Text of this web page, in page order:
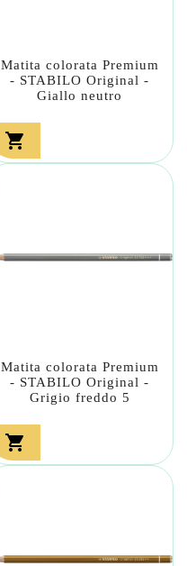
Matita colorata Premium
- STABILO Original -
Giallo neutro

Matita colorata Premium
- STABILO Original -
Grigio freddo 5
